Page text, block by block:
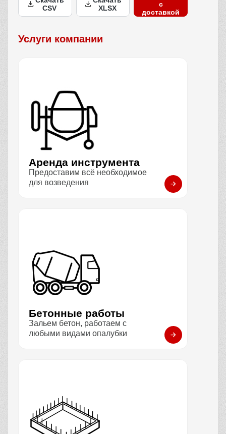
CSV
XLSX
с
доставкой
Услуги компании
Аренда инструмента
Предоставим всё необходимое
для возведения
Бетонные работы
Зальем бетон, работаем с
любыми видами опалубки